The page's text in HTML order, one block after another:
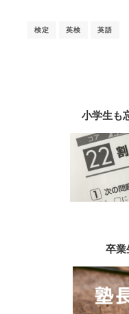
検定 英検 英語
小学生も
卒業